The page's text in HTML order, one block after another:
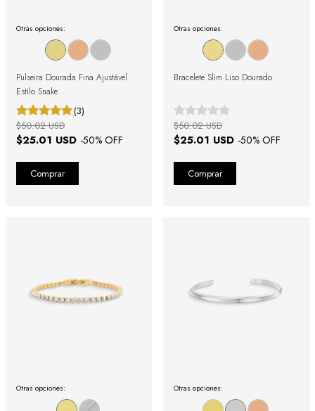
Otras opciones:
Pulseira Dourada Fina Ajustável
Estilo Snake
(3)
$25.01 USD -50% OFF
$50.02 USD
Otras opciones:
Bracelete Slim Liso Dourado
$25.01 USD -50% OFF
$50.02 USD
Otras opciones: Otras opciones: